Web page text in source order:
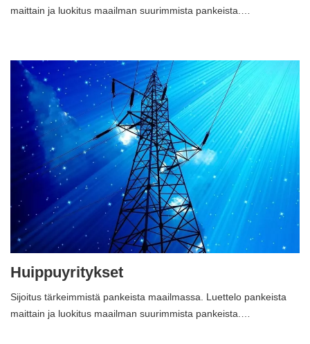
maittain ja luokitus maailman suurimmista pankeista.…
Huippuyritykset
Sijoitus tärkeimmistä pankeista maailmassa. Luettelo pankeista
maittain ja luokitus maailman suurimmista pankeista.…